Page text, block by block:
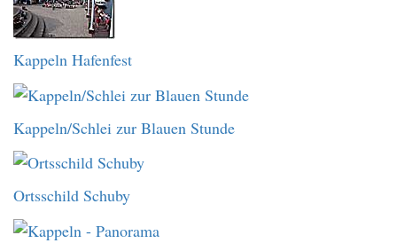
Kappeln Hafenfest
Kappeln/Schlei zur Blauen Stunde
Ortsschild Schuby